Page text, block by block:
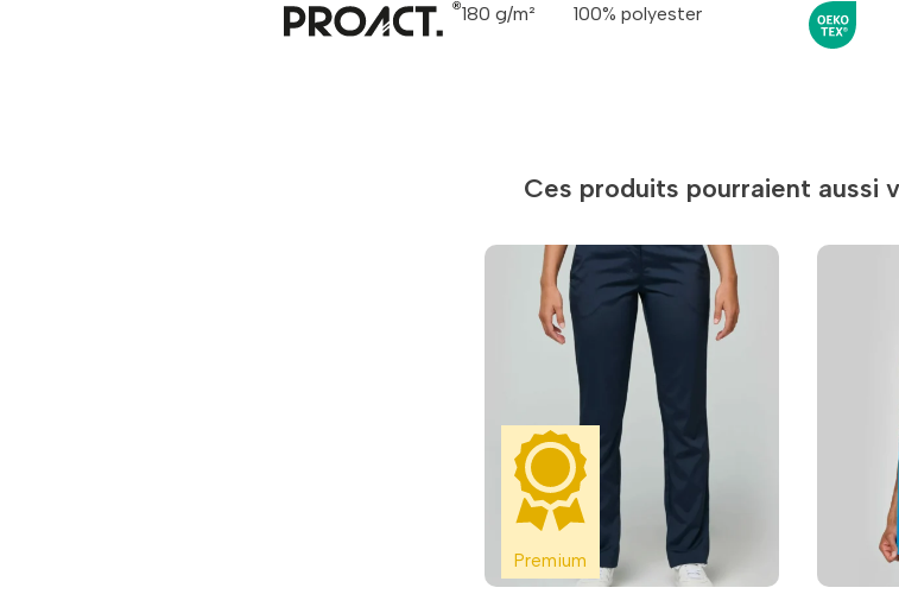
180 g/m² 100% polyester
Ces produits pourraient aussi
Premium